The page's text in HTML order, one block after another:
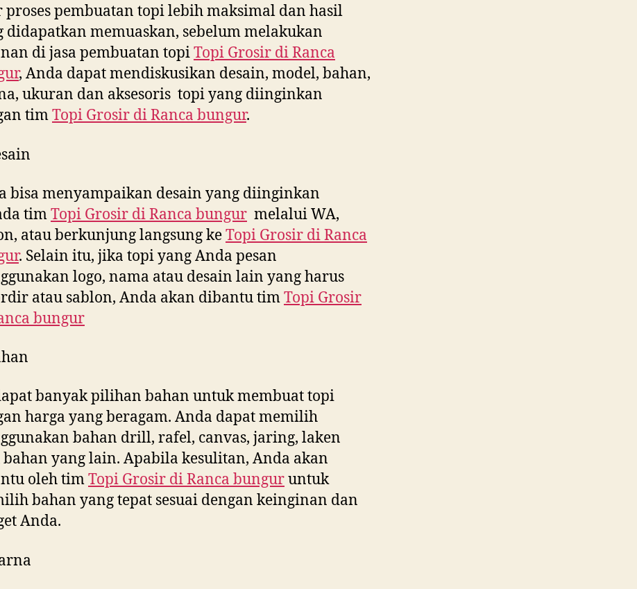
proses pembuatan topi lebih maksimal dan hasil
didapatkan memuaskan, sebelum melakukan
di jasa pembuatan topiTopi Grosir diRanca
, Anda dapat mendiskusikan desain, model, bahan,
ukuran dan aksesoris topi yang diinginkan
timTopi Grosir diRanca bungur.
bisa menyampaikan desain yang diinginkan
timTopi Grosir diRanca bungur melalui WA,
atau berkunjung langsung keTopi Grosir diRanca
. Selain itu, jika topi yang Anda pesan
logo, nama atau desain lain yang harus
atau sablon, Anda akan dibantu timTopi Grosir
bungur
banyak pilihan bahan untuk membuat topi
harga yang beragam. Anda dapat memilih
bahan drill, rafel, canvas, jaring, laken
bahan yang lain. Apabila kesulitan, Anda akan
oleh timTopi Grosir diRanca bunguruntuk
bahan yang tepat sesuai dengan keinginan dan
Anda.